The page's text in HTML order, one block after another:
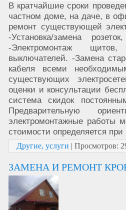
В кратчайшие сроки
частном доме, на даче, в
ремонт существующей
-Установка/замена
-Электромонтаж
выключателей. -Замена
кабеля всеми
существующих
оценки и консультации
система скидок
Предварительную
электромонтажные работы
стоимости определяется
Другие, услуги | Просмотров:
ЗАМЕНА И РЕМОНТ